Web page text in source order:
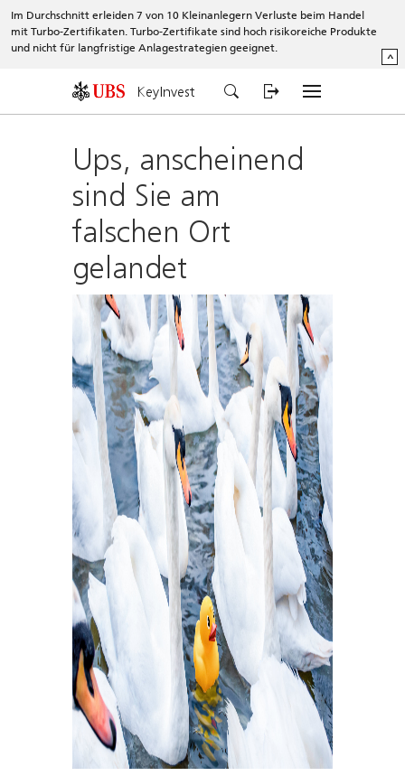
Im Durchschnitt erleiden 7 von 10 Kleinanlegern Verluste beim Handel
mit Turbo-Zertifikaten. Turbo-Zertifikate sind hoch risikoreiche Produkte
und nicht für langfristige Anlagestrategien geeignet.
^
KeyInvest
Ups, anscheinend
sind Sie am
falschen Ort
gelandet